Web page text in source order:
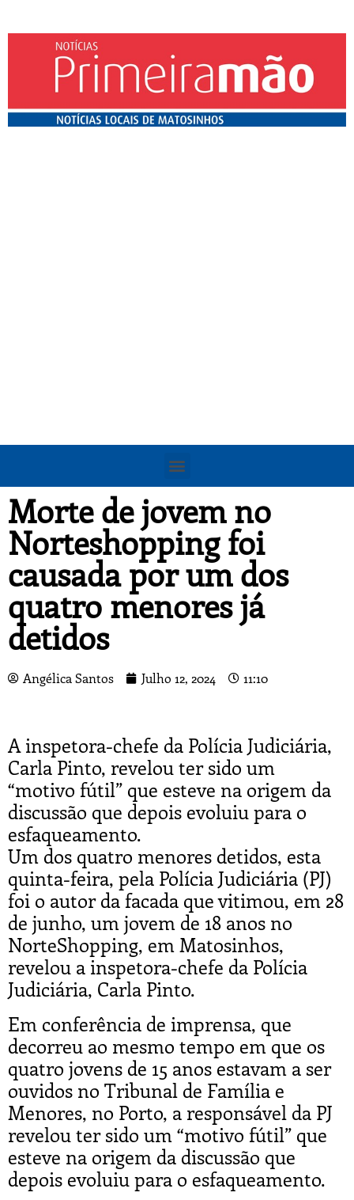
Morte de jovem no
Norteshopping foi
causada por um dos
quatro menores já
detidos
Angélica Santos Julho 12, 2024 11:10
A inspetora-chefe da Polícia Judiciária,
Carla Pinto, revelou ter sido um
“motivo fútil” que esteve na origem da
discussão que depois evoluiu para o
esfaqueamento.
Um dos quatro menores detidos, esta
quinta-feira, pela Polícia Judiciária (PJ)
foi o autor da facada que vitimou, em 28
de junho, um jovem de 18 anos no
NorteShopping, em Matosinhos,
revelou a inspetora-chefe da Polícia
Judiciária, Carla Pinto.
Em conferência de imprensa, que
decorreu ao mesmo tempo em que os
quatro jovens de 15 anos estavam a ser
ouvidos no Tribunal de Família e
Menores, no Porto, a responsável da PJ
revelou ter sido um “motivo fútil” que
esteve na origem da discussão que
depois evoluiu para o esfaqueamento.